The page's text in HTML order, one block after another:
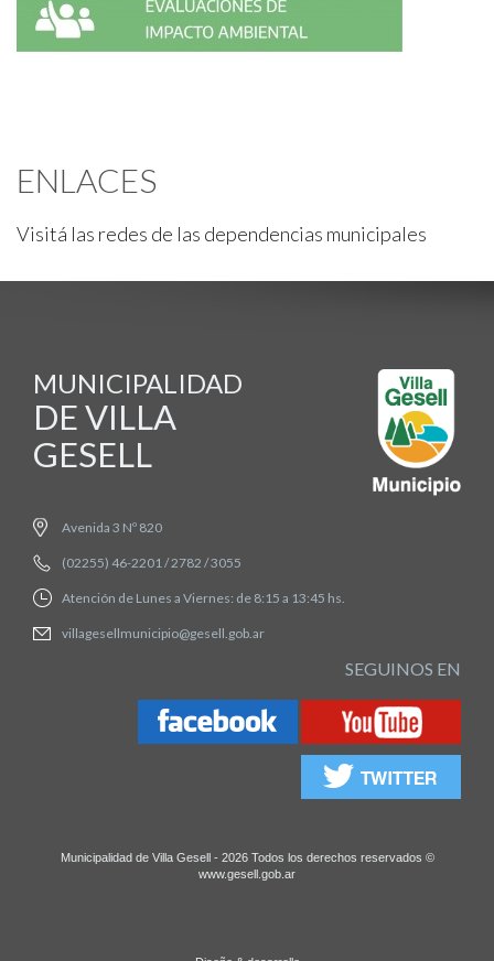
ENLACES
Visitá las redes de las dependencias municipales
MUNICIPALIDAD
DE VILLA
GESELL
Avenida 3 Nº 820
(02255) 46-2201 / 2782 / 3055
Atención de Lunes a Viernes: de 8:15 a 13:45 hs.
villagesellmunicipio@gesell.gob.ar
SEGUINOS EN
Municipalidad de Villa Gesell - 2026 Todos los derechos reservados ©
www.gesell.gob.ar